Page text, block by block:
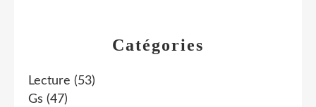
Catégories
Lecture (53)
Gs (47)